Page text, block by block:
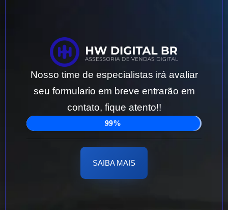
Nosso time de especialistas irá avaliar
seu formulario em breve entrarão em
contato, fique atento!!
99%
SAIBA MAIS